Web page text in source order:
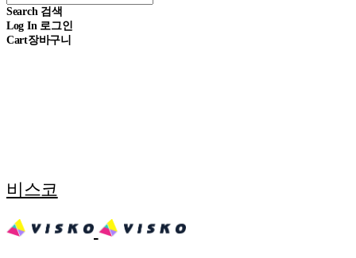
Search 검색
Log In 로그인
Cart장바구니
비스코